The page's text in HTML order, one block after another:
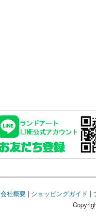
会社概要| ショッピングガイド |